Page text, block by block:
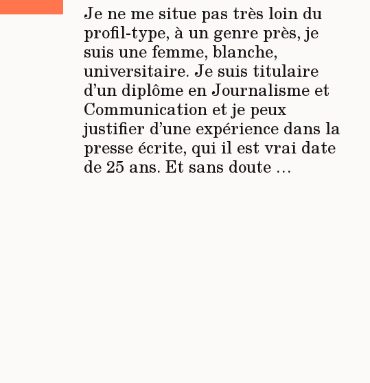
Je ne me situe pas très loin du
profil-type, à un genre près, je
suis une femme, blanche,
universitaire. Je suis titulaire
d’un diplôme en Journalisme et
Communication et je peux
justifier d’une expérience dans la
presse écrite, qui il est vrai date
de 25 ans. Et sans doute …